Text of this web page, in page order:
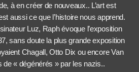
à en créer de nouveaux.. L’art est
aussi ce que l’histoire nous apprend.
Luz, Raph évoque l’exposition
sans doute la plus grande exposition
Chagall, Otto Dix ou encore Van
de « dégénérés » par les nazis..